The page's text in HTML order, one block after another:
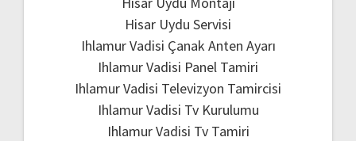
Hisar Uydu Servisi
Ihlamur Vadisi Çanak Anten Ayarı
Ihlamur Vadisi Panel Tamiri
Ihlamur Vadisi Televizyon Tamircisi
Ihlamur Vadisi Tv Kurulumu
Ihlamur Vadisi Tv Tamiri